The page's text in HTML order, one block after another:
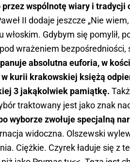
wspólnotę wiary i tradycji
II dodaje jeszcze „Nie
Gdybym się pomylił,
wrażeniem
absolutna euforia, w
w kurii krakowskiej księżą
3 jakąkolwiek pamiątkę.
traktowany jest jako znak
wyborze zwołuje specjalną
widoczna. Olszewski
Ciężkie. Czyrek ładuje się z